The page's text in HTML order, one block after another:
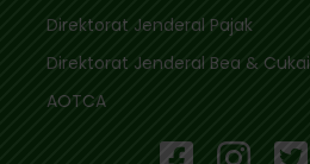
Direktorat Jenderal Pajak
Direktorat Jenderal Bea & Cukai
AOTCA